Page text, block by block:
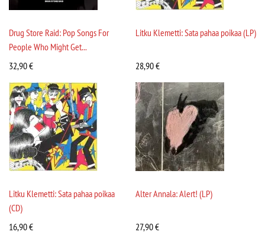
Drug Store Raid: Pop Songs For
People Who Might Get...
32,90€
Litku Klemetti: Sata pahaa poikaa (LP)
28,90€
Litku Klemetti: Sata pahaa poikaa
(CD)
16,90€
Alter Annala: Alert! (LP)
27,90€